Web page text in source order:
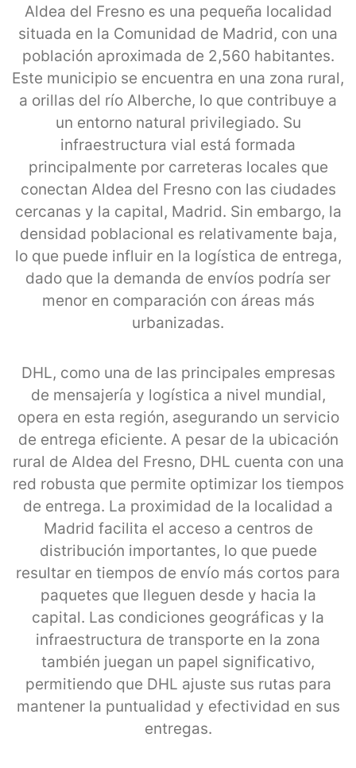
Aldea del Fresno es una pequeña localidad
situada en la Comunidad de Madrid, con una
población aproximada de 2,560 habitantes.
Este municipio se encuentra en una zona rural,
a orillas del río Alberche, lo que contribuye a
un entorno natural privilegiado. Su
infraestructura vial está formada
principalmente por carreteras locales que
conectan Aldea del Fresno con las ciudades
cercanas y la capital, Madrid. Sin embargo, la
densidad poblacional es relativamente baja,
lo que puede influir en la logística de entrega,
dado que la demanda de envíos podría ser
menor en comparación con áreas más
urbanizadas.
DHL, como una de las principales empresas
de mensajería y logística a nivel mundial,
opera en esta región, asegurando un servicio
de entrega eficiente. A pesar de la ubicación
rural de Aldea del Fresno, DHL cuenta con una
red robusta que permite optimizar los tiempos
de entrega. La proximidad de la localidad a
Madrid facilita el acceso a centros de
distribución importantes, lo que puede
resultar en tiempos de envío más cortos para
paquetes que lleguen desde y hacia la
capital. Las condiciones geográficas y la
infraestructura de transporte en la zona
también juegan un papel significativo,
permitiendo que DHL ajuste sus rutas para
mantener la puntualidad y efectividad en sus
entregas.